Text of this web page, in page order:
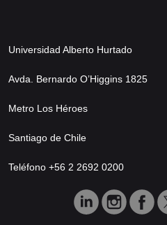
Universidad Alberto Hurtado
Avda. Bernardo O’Higgins 1825
Metro Los Héroes
Santiago de Chile
Teléfono +56 2 2692 0200